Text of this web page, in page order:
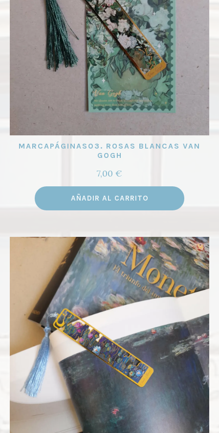
MARCAPÁGINAS03. ROSAS BLANCAS VAN
GOGH
7,00 €
AÑADIR AL CARRITO